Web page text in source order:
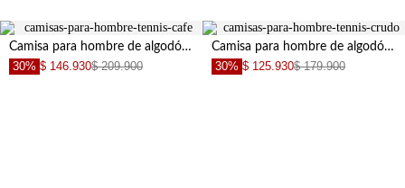
Camisa para hombre de algodón beige fit relajado con acabado lavado
30% $ 146.930$ 209.900
Camisa para hombre de algodón arena fit clásico con logo bordado
30% $ 125.930$ 179.900